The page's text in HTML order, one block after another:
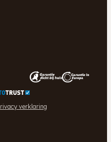
verklaring